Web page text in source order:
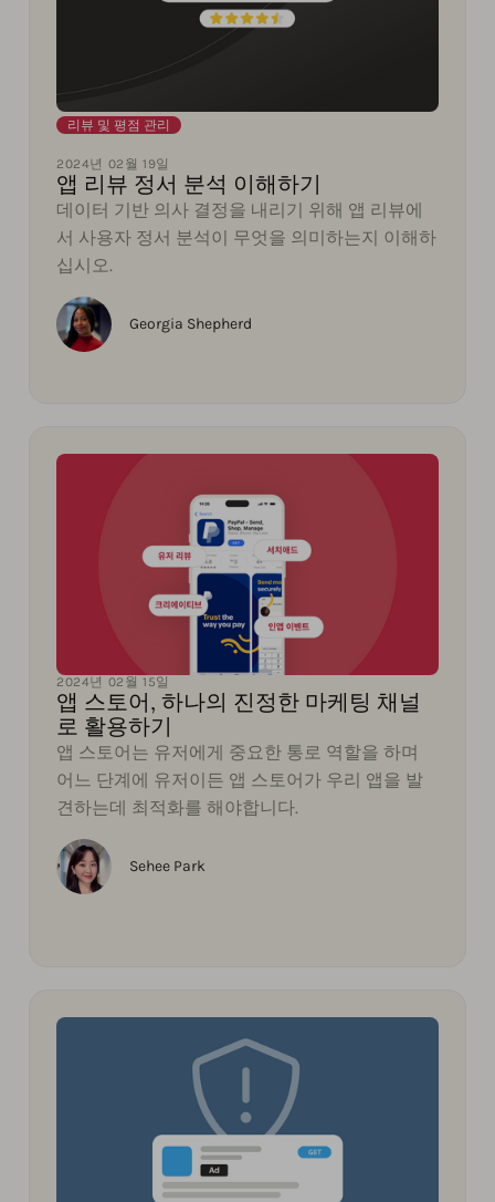
리뷰 및 평점 관리
2024년 02월 19일
앱 리뷰 정서 분석 이해하기
데이터 기반 의사 결정을 내리기 위해 앱 리뷰에
서 사용자 정서 분석이 무엇을 의미하는지 이해하
십시오.
Georgia Shepherd
2024년 02월 15일
앱 스토어, 하나의 진정한 마케팅 채널
로 활용하기
앱 스토어는 유저에게 중요한 통로 역할을 하며
어느 단계에 유저이든 앱 스토어가 우리 앱을 발
견하는데 최적화를 해야합니다.
Sehee Park